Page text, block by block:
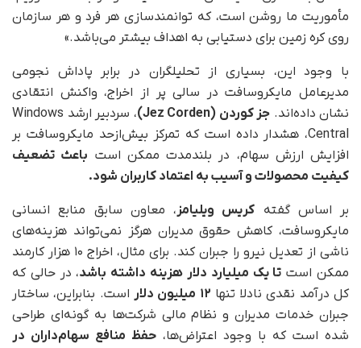
مأموریت ما روشن است، که توانمندسازی هر فرد و هر سازمان
روی کره زمین برای دستیابی به اهداف بیشتر می‌باشد.»
با وجود این، بسیاری از تحلیلگران در برابر پاداش نجومی
مدیرعامل مایکروسافت در سالی پر از اخراج، واکنش انتقادی
نشان داده‌اند. جز کوردن (Jez Corden)
، سردبیر ارشد Windows
Central، هشدار داده است که تمرکز بیش‌ازحد مایکروسافت بر
افزایش ارزش سهام، در بلندمدت ممکن است باعث تضعیف
کیفیت محصولات و آسیب به اعتماد کاربران شود.
بر اساس گفته کریس ویلیامز، معاون سابق منابع انسانی
مایکروسافت، کاهش حقوق مدیران هرگز نمی‌تواند هزینه‌های
ناشی از تعدیل نیرو را جبران کند. برای مثال، اخراج ۱۰ هزار کارمند
ممکن است تا یک میلیارد دلار هزینه داشته باشد، در حالی‌ که
کل درآمد نقدی نادلا تنها ۱۲ میلیون دلار
است. بنابراین، ساختار
جبران خدمات مدیران و نظام مالی شرکت‌ها به گونه‌ای طراحی
شده است که با وجود اعتراض‌ها، حفظ منافع سهام‌داران در